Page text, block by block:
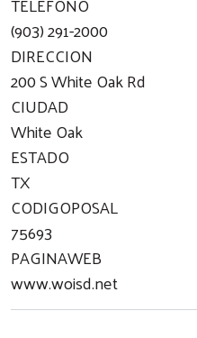
(903) 291-2000
DIRECCION
200 S White Oak Rd
CIUDAD
White Oak
ESTADO
TX
CODIGOPOSAL
75693
PAGINAWEB
www.woisd.net